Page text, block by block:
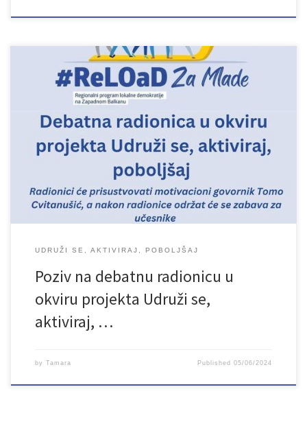
UDRUŽI SE, AKTIVIRAJ, POBOLJŠAJ
Poziv na debatnu radionicu u
okviru projekta Udruži se,
aktiviraj, …
by Tamara Published05/06/2024